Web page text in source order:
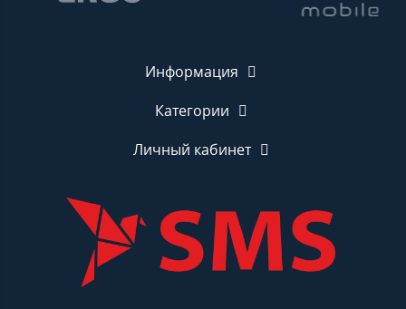
Информация
Категории
Личный кабинет